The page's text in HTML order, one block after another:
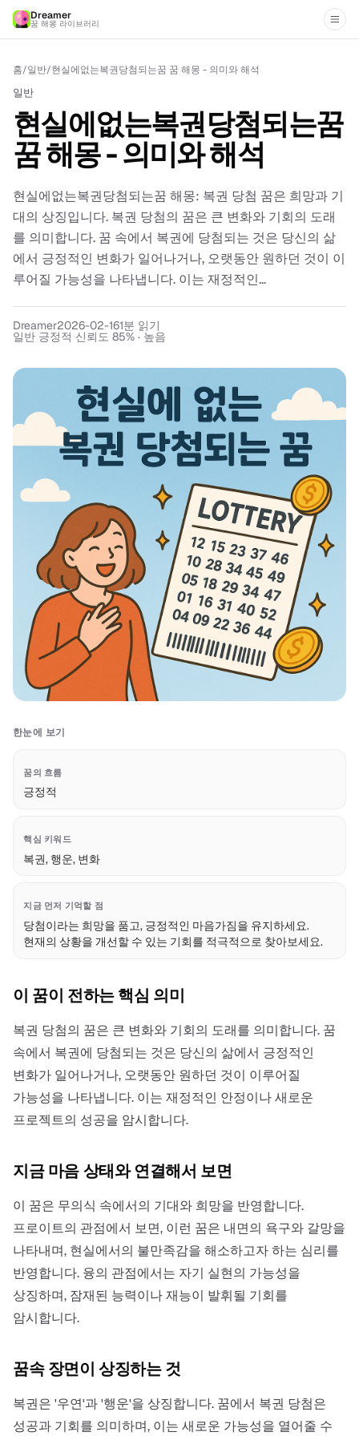
Dreamer
꿈 해몽 라이브러리
홈/일반/현실에없는복권당첨되는꿈 꿈 해몽 - 의미와 해석
일반
현실에없는복권당첨되는꿈
꿈 해몽 - 의미와 해석
현실에없는복권당첨되는꿈 해몽: 복권 당첨 꿈은 희망과 기
대의 상징입니다. 복권 당첨의 꿈은 큰 변화와 기회의 도래
를 의미합니다. 꿈 속에서 복권에 당첨되는 것은 당신의 삶
에서 긍정적인 변화가 일어나거나, 오랫동안 원하던 것이 이
루어질 가능성을 나타냅니다. 이는 재정적인...
Dreamer2026-02-161분 읽기
일반 긍정적 신뢰도 85% · 높음
한눈에 보기
꿈의 흐름
긍정적
핵심 키워드
복권, 행운, 변화
지금 먼저 기억할 점
당첨이라는 희망을 품고, 긍정적인 마음가짐을 유지하세요.
현재의 상황을 개선할 수 있는 기회를 적극적으로 찾아보세요.
이 꿈이 전하는 핵심 의미
복권 당첨의 꿈은 큰 변화와 기회의 도래를 의미합니다. 꿈
속에서 복권에 당첨되는 것은 당신의 삶에서 긍정적인
변화가 일어나거나, 오랫동안 원하던 것이 이루어질
가능성을 나타냅니다. 이는 재정적인 안정이나 새로운
프로젝트의 성공을 암시합니다.
지금 마음 상태와 연결해서 보면
이 꿈은 무의식 속에서의 기대와 희망을 반영합니다.
프로이트의 관점에서 보면, 이런 꿈은 내면의 욕구와 갈망을
나타내며, 현실에서의 불만족감을 해소하고자 하는 심리를
반영합니다. 융의 관점에서는 자기 실현의 가능성을
상징하며, 잠재된 능력이나 재능이 발휘될 기회를
암시합니다.
꿈속 장면이 상징하는 것
복권은 '우연'과 '행운'을 상징합니다. 꿈에서 복권 당첨은
성공과 기회를 의미하며, 이는 새로운 가능성을 열어줄 수